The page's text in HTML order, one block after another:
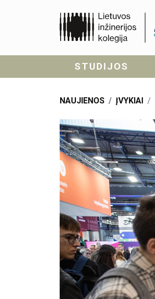
STUDIJOS
NAUJIENOS ĮVYKIAI